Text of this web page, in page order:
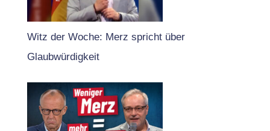
Witz der Woche: Merz spricht über
Glaubwürdigkeit